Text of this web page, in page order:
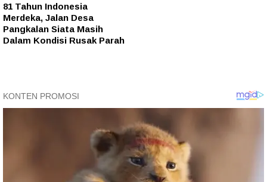
81 Tahun Indonesia
Merdeka, Jalan Desa
Pangkalan Siata Masih
Dalam Kondisi Rusak Parah